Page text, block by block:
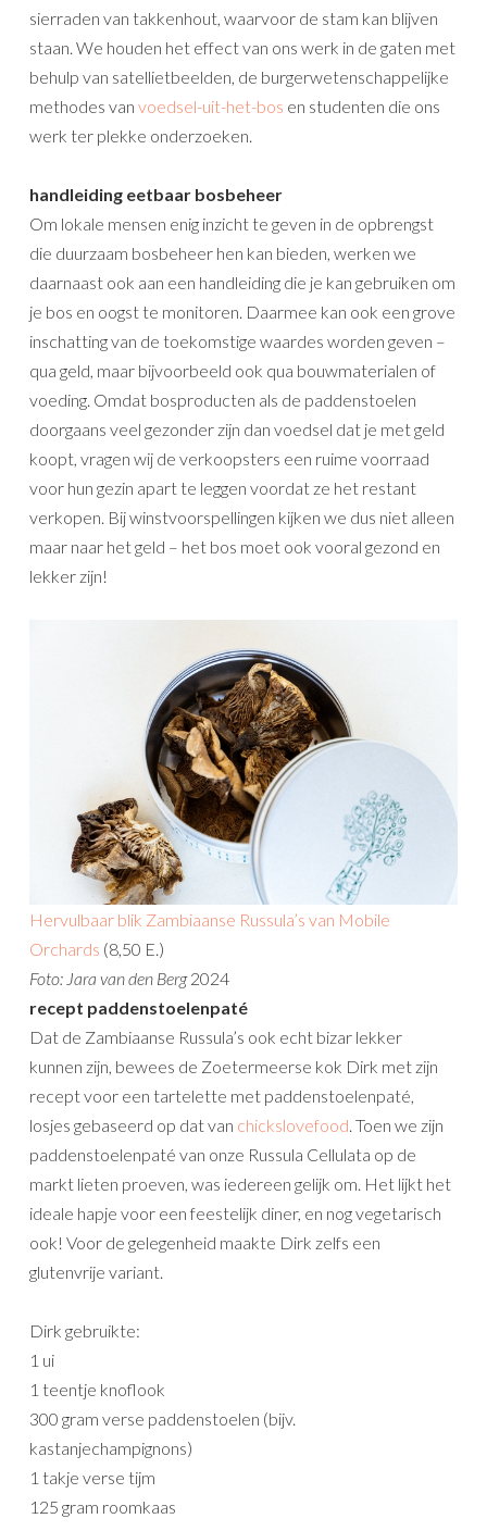
sierraden van takkenhout, waarvoor de stam kan blijven
staan. We houden het effect van ons werk in de gaten met
behulp van satellietbeelden, de burgerwetenschappelijke
methodes van voedsel-uit-het-bos en studenten die ons
werk ter plekke onderzoeken.
handleiding eetbaar bosbeheer
Om lokale mensen enig inzicht te geven in de opbrengst
die duurzaam bosbeheer hen kan bieden, werken we
daarnaast ook aan een handleiding die je kan gebruiken om
je bos en oogst te monitoren. Daarmee kan ook een grove
inschatting van de toekomstige waardes worden geven –
qua geld, maar bijvoorbeeld ook qua bouwmaterialen of
voeding. Omdat bosproducten als de paddenstoelen
doorgaans veel gezonder zijn dan voedsel dat je met geld
koopt, vragen wij de verkoopsters een ruime voorraad
voor hun gezin apart te leggen voordat ze het restant
verkopen. Bij winstvoorspellingen kijken we dus niet alleen
maar naar het geld – het bos moet ook vooral gezond en
lekker zijn!
Hervulbaar blik Zambiaanse Russula’s van Mobile
Orchards (8,50 E.)
Foto: Jara van den Berg2024
recept paddenstoelenpaté
Dat de Zambiaanse Russula’s ook echt bizar lekker
kunnen zijn, bewees de Zoetermeerse kok Dirk met zijn
recept voor een tartelette met paddenstoelenpaté,
losjes gebaseerd op dat van chickslovefood. Toen we zijn
paddenstoelenpaté van onze Russula Cellulata op de
markt lieten proeven, was iedereen gelijk om. Het lijkt het
ideale hapje voor een feestelijk diner, en nog vegetarisch
ook! Voor de gelegenheid maakte Dirk zelfs een
glutenvrije variant.
Dirk gebruikte:
1 ui
1 teentje knoflook
300 gram verse paddenstoelen (bijv.
kastanjechampignons)
1 takje verse tijm
125 gram roomkaas